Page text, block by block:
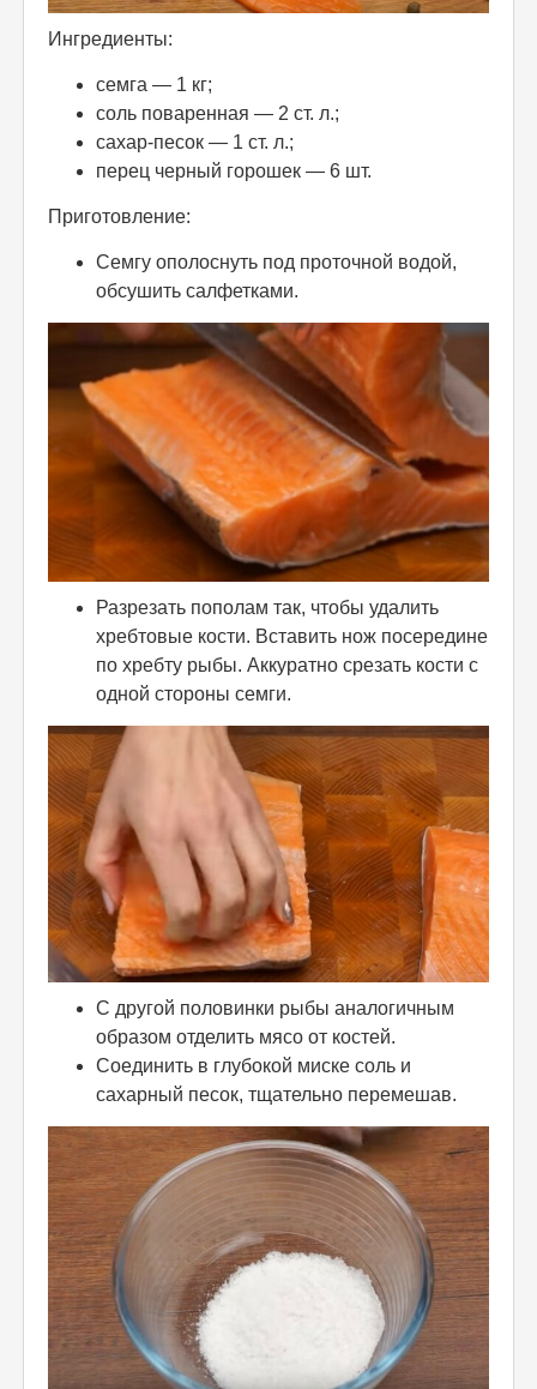
Ингредиенты:
семга — 1 кг;
соль поваренная — 2 ст. л.;
сахар-песок — 1 ст. л.;
перец черный горошек — 6 шт.
Приготовление:
Семгу ополоснуть под проточной водой,
обсушить салфетками.
Разрезать пополам так, чтобы удалить
хребтовые кости. Вставить нож посередине
по хребту рыбы. Аккуратно срезать кости с
одной стороны семги.
С другой половинки рыбы аналогичным
образом отделить мясо от костей.
Соединить в глубокой миске соль и
сахарный песок, тщательно перемешав.